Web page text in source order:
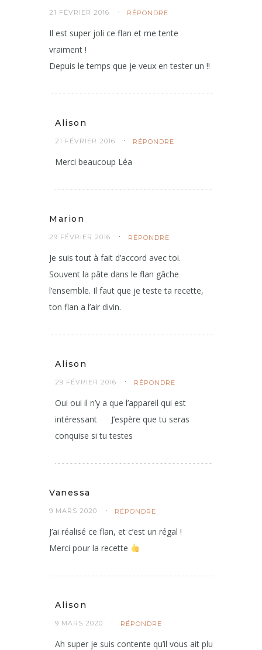
21 FÉVRIER 2016 RÉPONDRE
Il est super joli ce flan et me tente
vraiment !
Depuis le temps que je veux en tester un !!
Alison
21 FÉVRIER 2016 RÉPONDRE
Merci beaucoup Léa
Marion
29 FÉVRIER 2016 RÉPONDRE
Je suis tout à fait d’accord avec toi.
Souvent la pâte dans le flan gâche
l’ensemble. Il faut que je teste ta recette,
ton flan a l’air divin.
Alison
29 FÉVRIER 2016 RÉPONDRE
Oui oui il n’y a que l’appareil qui est
intéressant
J’espère que tu seras
conquise si tu testes
Vanessa
9 MARS 2020 RÉPONDRE
J’ai réalisé ce flan, et c’est un régal !
Merci pour la recette
Alison
9 MARS 2020 RÉPONDRE
Ah super je suis contente qu’il vous ait plu